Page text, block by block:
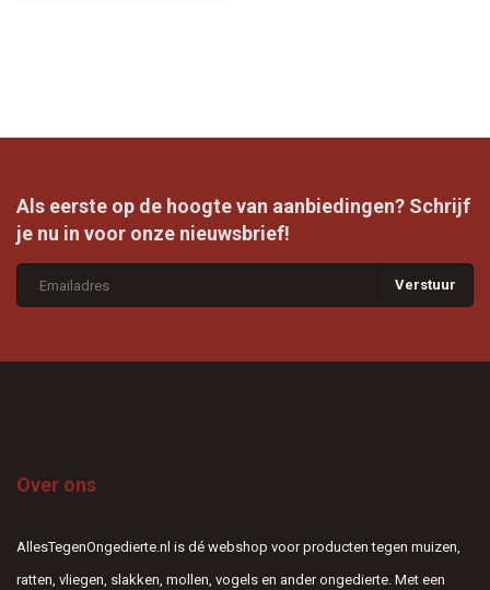
Als eerste op de hoogte van aanbiedingen? Schrijf
je nu in voor onze nieuwsbrief!
Verstuur
Over ons
AllesTegenOngedierte.nl is dé webshop voor producten tegen muizen,
ratten, vliegen, slakken, mollen, vogels en ander ongedierte. Met een